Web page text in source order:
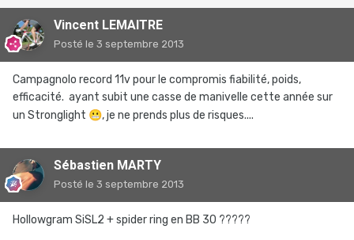
Vincent LEMAITRE
Posté le 3 septembre 2013
Campagnolo record 11v pour le compromis fiabilité, poids,
efficacité. ayant subit une casse de manivelle cette année sur
un Stronglight 😬, je ne prends plus de risques....
Sébastien MARTY
Posté le 3 septembre 2013
Hollowgram SiSL2 + spider ring en BB 30 ?????